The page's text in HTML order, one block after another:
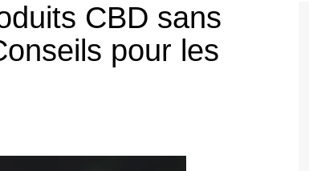
CBD sans
pour les